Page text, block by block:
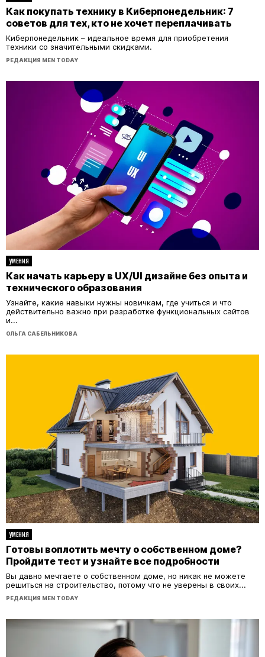
Как покупать технику в Киберпонедельник: 7
советов для тех, кто не хочет переплачивать
РЕДАКЦИЯ MEN TODAY
Киберпонедельник – идеальное время для приобретения
техники со значительными скидками.
УМЕНИЯ
Как начать карьеру в UX/UI дизайне без опыта и
технического образования
ОЛЬГА САБЕЛЬНИКОВА
Узнайте, какие навыки нужны новичкам, где учиться и что
действительно важно при разработке функциональных сайтов
и...
УМЕНИЯ
Готовы воплотить мечту о собственном доме?
Пройдите тест и узнайте все подробности
РЕДАКЦИЯ MEN TODAY
Вы давно мечтаете о собственном доме, но никак не можете
решиться на строительство, потому что не уверены в своих...